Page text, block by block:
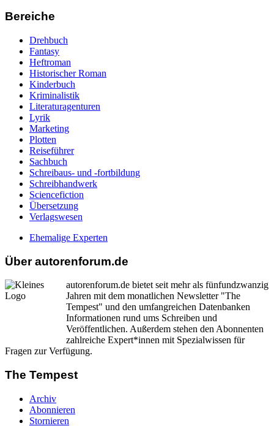
Bereiche
Drehbuch
Fantasy
Heftroman
Historischer Roman
Kinderbuch
Kriminalistik
Literaturagenturen
Lyrik
Marketing
Plotten
Reiseführer
Sachbuch
Schreibaus- und -fortbildung
Schreibhandwerk
Sciencefiction
Übersetzung
Verlagswesen
Ehemalige Experten
Über autorenforum.de
autorenforum.de bietet seit mehr als fünfundzwanzig
Jahren mit dem monatlichen Newsletter "The
Tempest" und den umfangreichen Datenbanken
Informationen rund ums Schreiben und
Veröffentlichen. Außerdem stehen den Abonnenten
zahlreiche Expert*innen mit Spezialwissen für
Fragen zur Verfügung.
The Tempest
Archiv
Abonnieren
Stornieren